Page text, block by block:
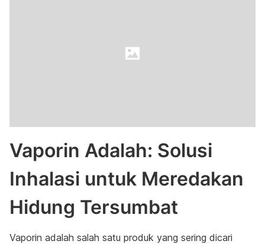
Vaporin Adalah: Solusi
Inhalasi untuk Meredakan
Hidung Tersumbat
Vaporin adalah salah satu produk yang sering dicari